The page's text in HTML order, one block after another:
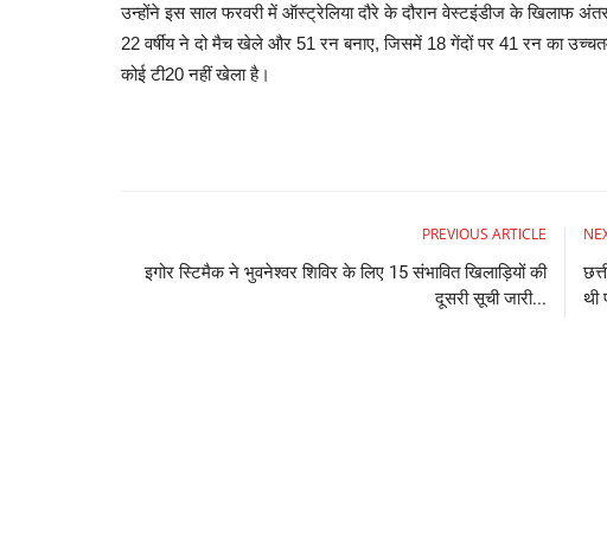
उन्होंने इस साल फरवरी में ऑस्ट्रेलिया दौरे के दौरान वेस्टइंडीज के खिलाफ
22 वर्षीय ने दो मैच खेले और 51 रन बनाए, जिसमें 18 गेंदों पर 41 रन का
कोई टी20 नहीं खेला है।
PREVIOUS ARTICLE
इगोर स्टिमैक ने भुवनेश्वर शिविर के लिए 15 संभावित खिलाड़ियों की
दूसरी सूची जारी...
थी